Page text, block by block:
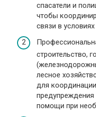
спасатели и
чтобы
связи в
строительство,
лесное
для
предупреждения
помощи при